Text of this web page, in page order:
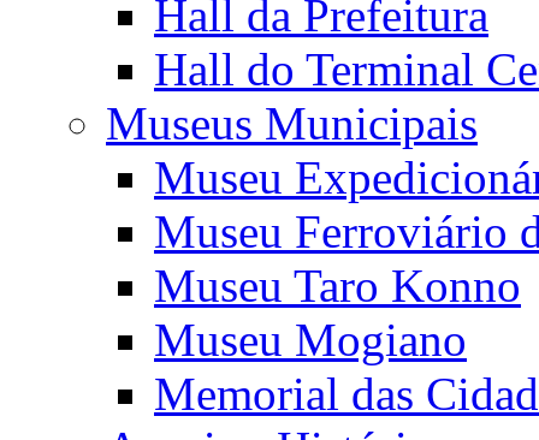
Hall da Prefeitura
Hall do Terminal
Museus Municipais
Museu
Museu Ferroviário
Museu Taro Konno
Museu Mogiano
Memorial das